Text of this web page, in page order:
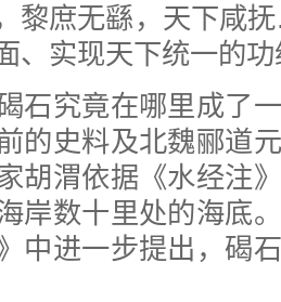
黎庶无繇，天下咸
、实现天下统一的
究竟在哪里成了一
的史料及北魏郦道
胡渭依据《水经注
岸数十里处的海底
中进一步提出，碣